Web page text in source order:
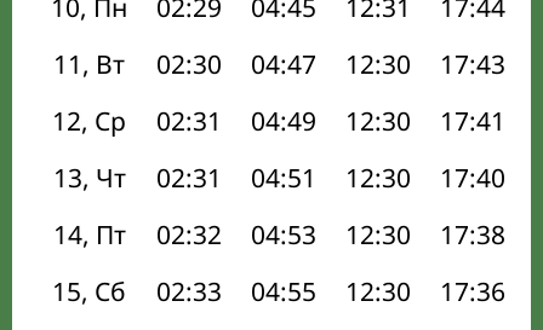
10, Пн
02:29 04:45 12:31 17:44
11, Вт
02:30 04:47 12:30 17:43
12, Ср
02:31 04:49 12:30 17:41
13, Чт
02:31 04:51 12:30 17:40
14, Пт
02:32 04:53 12:30 17:38
15, Сб
02:33 04:55 12:30 17:36